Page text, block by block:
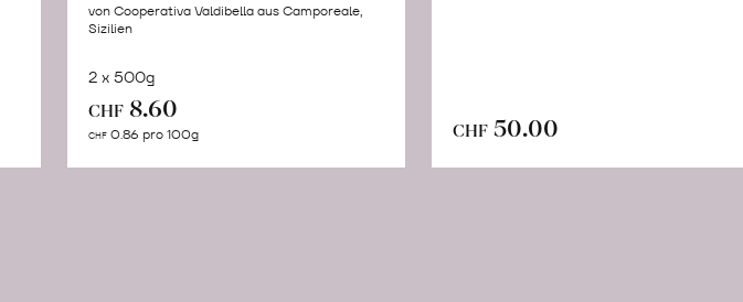
von Cooperativa Valdibella aus Camporeale,
Sizilien
2 x 500g
CHF 8.60
CHF 0.86 pro 100g CHF 50.00
Warenkorb